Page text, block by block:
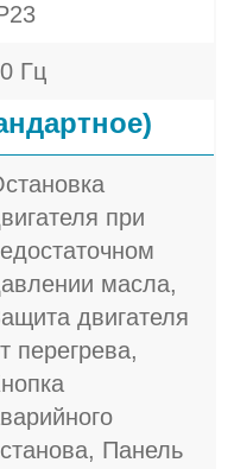
Гц
при
масла,
двигателя
перегрева,
Панель